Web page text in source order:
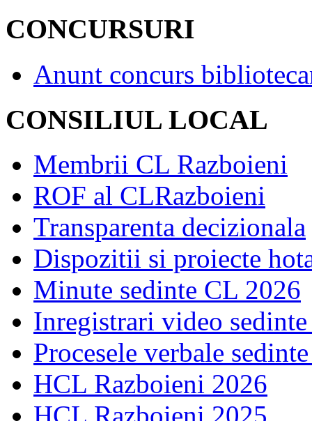
CONCURSURI
Anunt concurs
CONSILIUL LOCAL
Membrii CL Razboieni
ROF al CLRazboieni
Transparenta decizionala
Dispozitii si proiecte
Minute sedinte CL 2026
Inregistrari video
Procesele verbale
HCL Razboieni 2026